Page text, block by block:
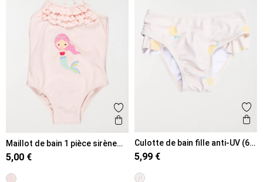
Ajouter aux favoris
Aperçu rapide
Maillot de bain 1 pièce sirène
fille
5,00 €
Culotte de bain fille anti-UV (6-
36M)
5,99 €